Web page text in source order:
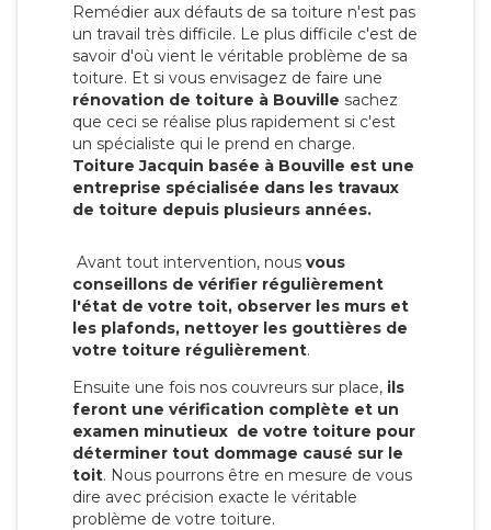
Remédier aux défauts de sa toiture n'est pas
un travail très difficile. Le plus difficile c'est de
savoir d'où vient le véritable problème de sa
toiture. Et si vous envisagez de faire une
rénovation de toiture à Bouville sachez
que ceci se réalise plus rapidement si c'est
un spécialiste qui le prend en charge.
Toiture Jacquin basée à Bouville est une
entreprise spécialisée dans les travaux
de toiture depuis plusieurs années.
Avant tout intervention, nous vous
conseillons de vérifier régulièrement
l'état de votre toit, observer les murs et
les plafonds, nettoyer les gouttières de
votre toiture régulièrement.
Ensuite une fois nos couvreurs sur place, ils
feront une vérification complète et un
examen minutieux de votre toiture pour
déterminer tout dommage causé sur le
toit. Nous pourrons être en mesure de vous
dire avec précision exacte le véritable
problème de votre toiture.